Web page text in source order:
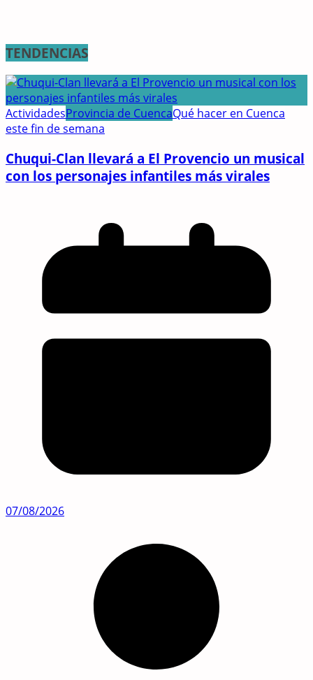
TENDENCIAS
ActividadesProvincia de CuencaQué hacer en Cuenca
este fin de semana
Chuqui-Clan llevará a El Provencio un musical
con los personajes infantiles más virales
07/08/2026